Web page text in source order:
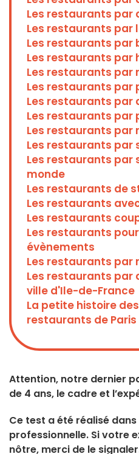
Les restaurants par
Les restaurants par
Les restaurants par
Les restaurants par
Les restaurants par
Les restaurants par
Les restaurants par
Les restaurants par
Les restaurants par
Les restaurants
Les restaurants par
monde
Les restaurants de
Les restaurants
Les restaurants
Les restaurants
évènements
Les restaurants par
Les restaurants
ville d'Ile-de-France
La petite histoire
restaurants de Paris
Attention, notre dernier
de 4 ans, le cadre et
Ce test a été réalisé
professionnelle. Si votre
nôtre, merci de le